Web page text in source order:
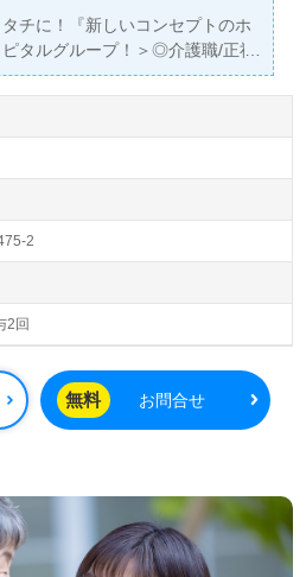
チに！『新しいコンセプトのホ
タルグループ！＞◎介護職/正社
円/賞与2回】＊国家資格介護福
大宮駅』徒歩19分。お車通勤可
個室）『CLASWELL大宮上小
ープ/ KC-Welfare株式会社（本
運営です。東京都を中心にホス
、訪問看護、訪問介護、障がい
る生活』がコンセプトのホスピ
のある暮らし』の実現を目指す
る方をお迎えします。ホスピス
トしたい』『転職で施設形態や
等の方も大歓迎です。募集詳細
りご案内します。お問い合わせ
2
2回
無料 お問合せ